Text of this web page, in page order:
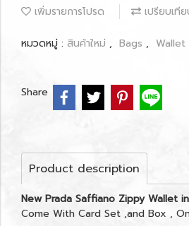
เพิ่มรายการโปรด เปรียบเที
หมวดหมู่ : สินค้าใหม่ , Bags , Wallet
Share
Product description
New Prada Saffiano Zippy Wallet
Come With Card Set ,and Box ,